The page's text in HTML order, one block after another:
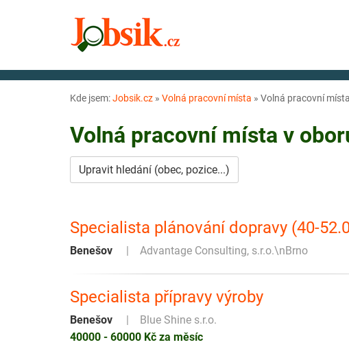
Kde jsem:Jobsik.cz » Volná pracovní místa » Volná pracovní
Volná pracovní místa v
Upravit hledání (obec, pozice...)
Specialista plánování dopravy (40-
Benešov Advantage Consulting, s.r.o.\nBrno
Specialista přípravy výroby
Benešov
Blue Shine s.r.o.
40000 - 60000 Kč za měsíc